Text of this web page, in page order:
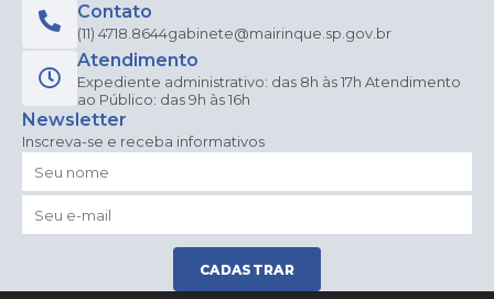
Contato
(11) 4718.8644gabinete@mairinque.sp.gov.br
Atendimento
Expediente administrativo: das 8h às 17h Atendimento
ao Público: das 9h às 16h
Newsletter
Inscreva-se e receba informativos
CADASTRAR